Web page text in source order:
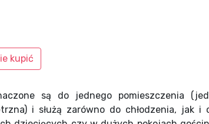
kupić
są do jednego pomieszczenia
i służą zarówno do chłodzenia, jak